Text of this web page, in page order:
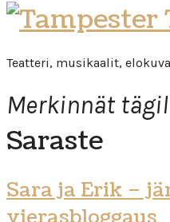
Tampester
Teatro
Teatteri, musikaalit,
Merkinnät
Saraste
Sara ja Erik –